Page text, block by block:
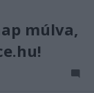
múlva,